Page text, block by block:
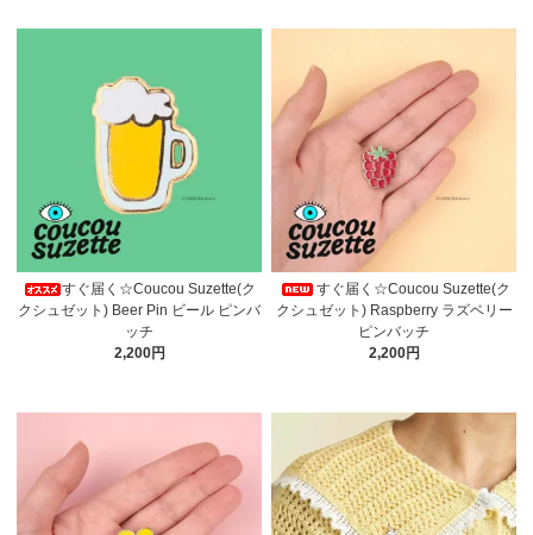
すぐ届く☆Coucou Suzette(ク
クシュゼット) Beer Pin ビール ピンバ
ッチ
2,200円
すぐ届く☆Coucou Suzette(ク
クシュゼット) Raspberry ラズベリー
ピンバッチ
2,200円